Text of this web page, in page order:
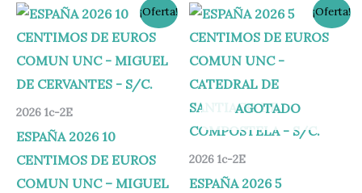
¡Oferta!
2026 1c-2E
ESPAÑA 2026 10
CENTIMOS DE EUROS
COMUN UNC – MIGUEL
El
precio
original
era:
2,10 €.
El
precio
actual
es:
1,10 €.
¡Oferta!
AGOTADO
2026 1c-2E
ESPAÑA 2026 5
El
precio
original
era:
1,80 €.
El
precio
actual
es:
0,80 €.